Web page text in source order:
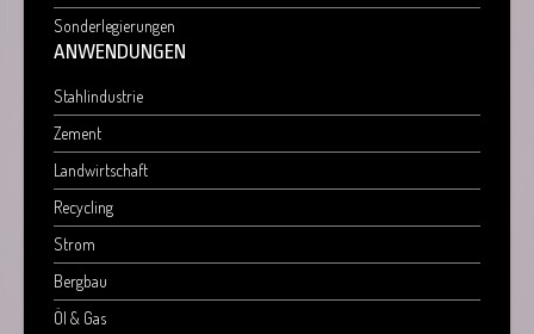
Sonderlegierungen
ANWENDUNGEN
Stahlindustrie
Zement
Landwirtschaft
Recycling
Strom
Bergbau
Öl & Gas